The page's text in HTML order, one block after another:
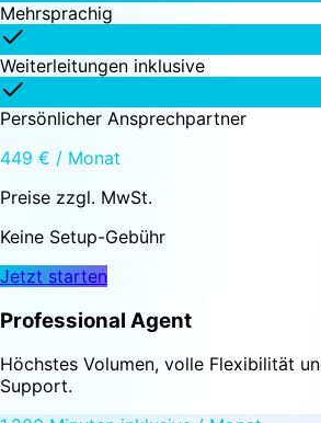
Mehrsprachig
Weiterleitungen inklusive
Persönlicher Ansprechpartner
449 € / Monat
Preise zzgl. MwSt.
Keine Setup-Gebühr
Jetzt starten
Professional Agent
Höchstes Volumen, volle Flexibilität
Support.